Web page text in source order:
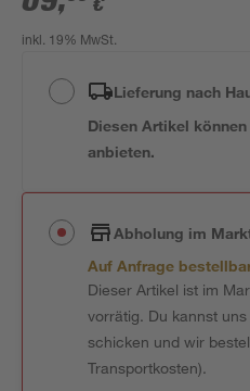
€
inkl. 19% MwSt.
Lieferung nach
Diesen Artikel
anbieten.
Abholung im
Auf Anfrage
Dieser Artikel ist im
vorrätig. Du kannst
schicken und wir
Transportkosten).